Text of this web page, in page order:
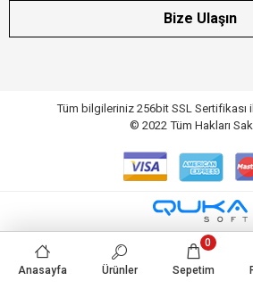
Bize Ulaşın
Tüm bilgileriniz 256bit SSL Sertifikası
Anasayfa Ürünler Sepetim
0